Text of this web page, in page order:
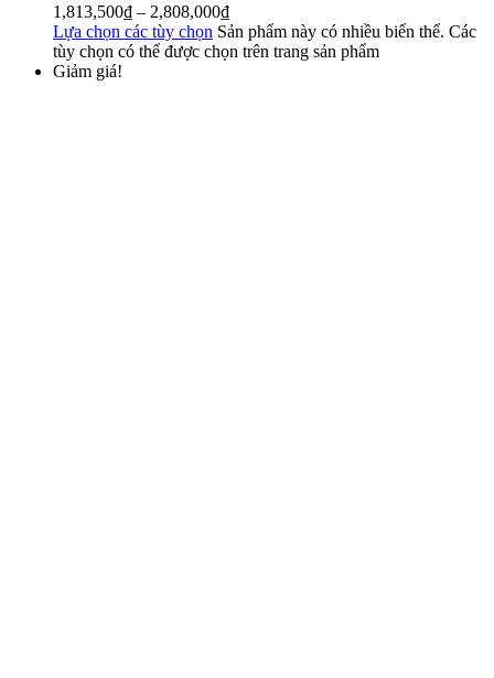
1,813,500₫ – 2,808,000₫
Lựa chọn các tùy chọn Sản phẩm này có nhiều biến thể. Các
tùy chọn có thể được chọn trên trang sản phẩm
Giảm giá!